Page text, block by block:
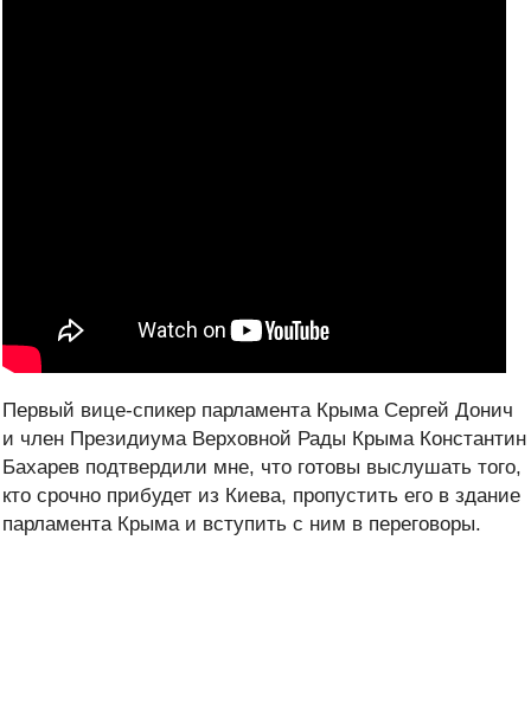
Первый вице-спикер парламента Крыма Сергей Донич
и член Президиума Верховной Рады Крыма Константин
Бахарев подтвердили мне, что готовы выслушать того,
кто срочно прибудет из Киева, пропустить его в здание
парламента Крыма и вступить с ним в переговоры.